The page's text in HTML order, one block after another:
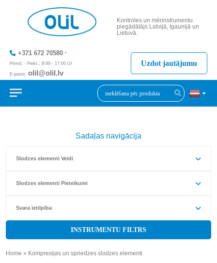
Kontroles un mērinstrumentu
piegādātājs Latvijā, Igaunijā un
Lietuvā.
+371 672 70580
Pirmd. - Piekt.: 9:00 - 17:00 LV
E-pasts: olil@olil.lv
+371 287 11411
Uzdot jautājumu
Sadaļas navigācija
Slodzes elementi Veidi
Slodzes elementi Pieteikumi
Svara ietilpība
INSTRUMENTU FILTRS
Home » Kompresijas un spriedzes slodzes elementi